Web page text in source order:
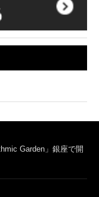
Garden」銀座で開